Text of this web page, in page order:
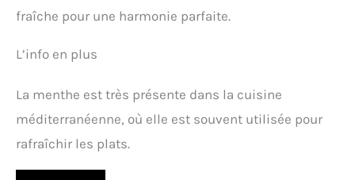
fraîche pour une harmonie parfaite.
L’info en plus
La menthe est très présente dans la cuisine
méditerranéenne, où elle est souvent utilisée pour
rafraîchir les plats.